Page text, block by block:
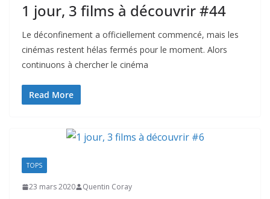
1 jour, 3 films à découvrir #44
Le déconfinement a officiellement commencé, mais les
cinémas restent hélas fermés pour le moment. Alors
continuons à chercher le cinéma
Read More
TOPS
23 mars 2020 Quentin Coray